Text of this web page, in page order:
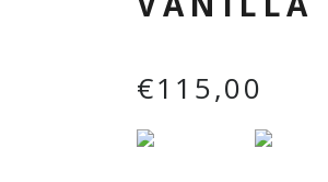
€115,00